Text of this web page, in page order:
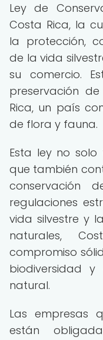
Ley de
Costa Rica, la
la protección,
de la vida
su comercio.
preservación
Rica, un país
de flora y fauna.
Esta ley no
que también
conservación
regulaciones
vida silvestre y
naturales,
compromiso
biodiversidad
natural.
Las empresas
están